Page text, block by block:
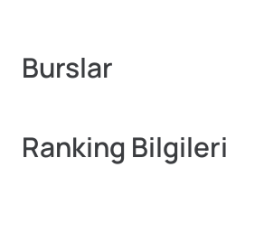
Burslar
Ranking Bilgileri